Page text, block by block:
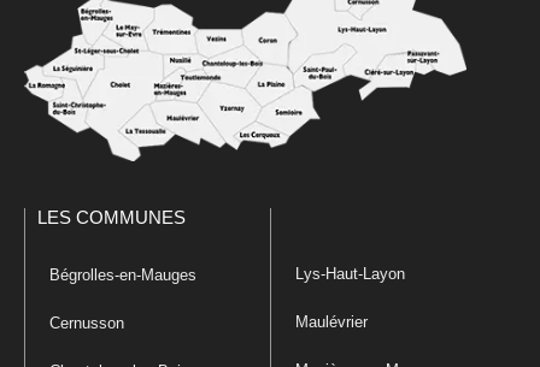
LES COMMUNES
Bégrolles-en-Mauges
Cernusson
Lys-Haut-Layon
Maulévrier